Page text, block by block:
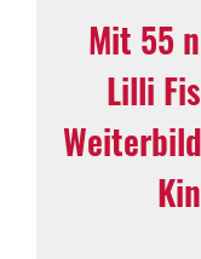
Mit 55
Lilli